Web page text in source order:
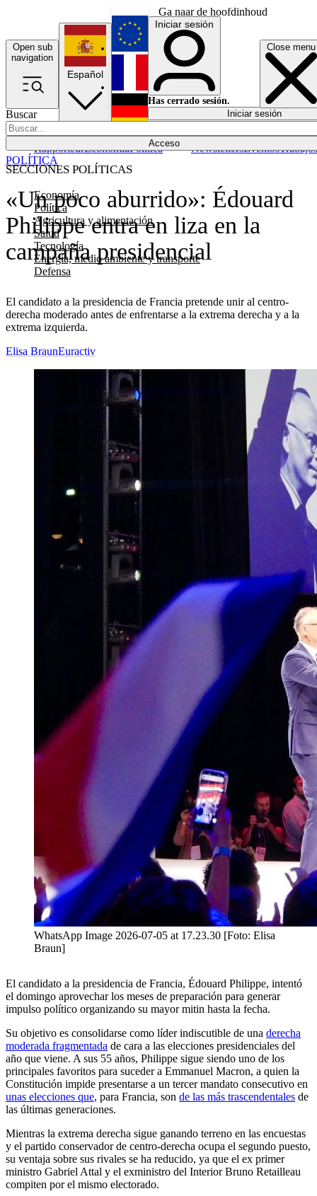
Ga naar de hoofdinhoud
Open sub
navigation
Close menu
Buscar
Acceso
SECCIONES POLÍTICAS
Economía
Política
Agricultura y alimentación
Salud
Tecnología
Energía, medio ambiente y transporte
Defensa
RapporteurEconomíaPolítica NewslettersEventosTrabajos
Español
English
Français
Iniciar sesión
Has cerrado sesión.
Iniciar sesión
«Un poco aburrido»: Édouard
Philippe entra en liza en la
campaña presidencial
El candidato a la presidencia de Francia pretende unir al centro-
derecha moderado antes de enfrentarse a la extrema derecha y a la
extrema izquierda.
POLÍTICA
Elisa BraunEuractiv
WhatsApp Image 2026-07-05 at 17.23.30 [Foto: Elisa
Braun]
El candidato a la presidencia de Francia, Édouard Philippe, intentó
el domingo aprovechar los meses de preparación para generar
impulso político organizando su mayor mitin hasta la fecha.
Su objetivo es consolidarse como líder indiscutible de una derecha
moderada fragmentada de cara a las elecciones presidenciales del
año que viene. A sus 55 años, Philippe sigue siendo uno de los
principales favoritos para suceder a Emmanuel Macron, a quien la
Constitución impide presentarse a un tercer mandato consecutivo en
unas elecciones que, para Francia, son de las más trascendentales de
las últimas generaciones.
Mientras la extrema derecha sigue ganando terreno en las encuestas
y el partido conservador de centro-derecha ocupa el segundo puesto,
su ventaja sobre sus rivales se ha reducido, ya que el ex primer
ministro Gabriel Attal y el exministro del Interior Bruno Retailleau
compiten por el mismo electorado.